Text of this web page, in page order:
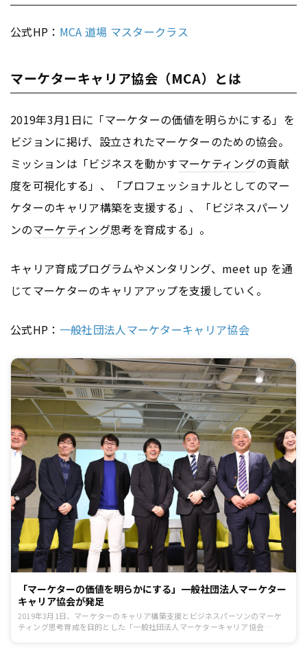
公式HP： MCA 道場 マスタークラス
マーケターキャリア協会（MCA）とは
2019年3月1日に「マーケターの価値を明らかにする」を
ビジョンに掲げ、設立されたマーケターのための協会。
ミッションは「ビジネスを動かすマーケティングの貢献
度を可視化する」、「プロフェッショナルとしてのマー
ケターのキャリア構築を支援する」、「ビジネスパーソ
ンのマーケティング思考を育成する」。
キャリア育成プログラムやメンタリング、meet up を通
じてマーケターのキャリアアップを支援していく。
公式HP： 一般社団法人マーケターキャリア協会
「マーケターの価値を明らかにする」一般社団法人マーケター
キャリア協会が発足
2019年3月1日、マーケターのキャリア構築支援とビジネスパーソンのマーケ
ティング思考育成を目的とした「一般社団法人マーケターキャリア協会